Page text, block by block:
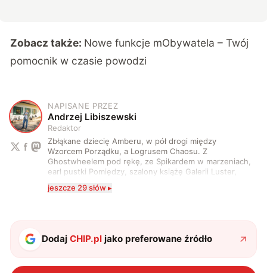
Zobacz także: Nowe funkcje mObywatela – Twój
pomocnik w czasie powodzi
A
NAPISANE PRZEZ
Andrzej Libiszewski
Redaktor
Zbłąkane dziecię Amberu, w pół drogi między
Wzorcem Porządku, a Logrusem Chaosu. Z
Ghostwheelem pod rękę, ze Spikardem w marzeniach,
earl pustki Pomiędzy, szalony książę Galerii Luster,
serio? Pisaniem o szeroko pojętej technice o zajmuję
i gram w gry :)
jeszcze 29 słów ▸
DodajCHIP.pl jako preferowane źródło